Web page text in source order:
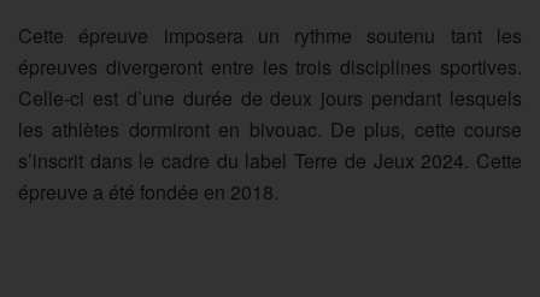
Cette épreuve imposera un rythme soutenu tant les
épreuves divergeront entre les trois disciplines sportives.
Celle-ci est d’une durée de deux jours pendant lesquels
les athlètes dormiront en bivouac. De plus, cette course
s’inscrit dans le cadre du label Terre de Jeux 2024. Cette
épreuve a été fondée en 2018.